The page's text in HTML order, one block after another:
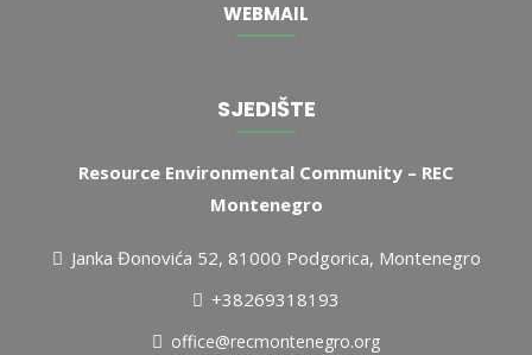
WEBMAIL
SJEDIŠTE
Resource Environmental Community – REC
Montenegro
Janka Đonovića 52, 81000 Podgorica, Montenegro
+38269318193
office@recmontenegro.org